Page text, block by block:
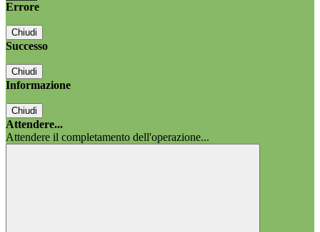
Errore
Chiudi
Successo
Chiudi
Informazione
Chiudi
Attendere...
Attendere il completamento dell'operazione...